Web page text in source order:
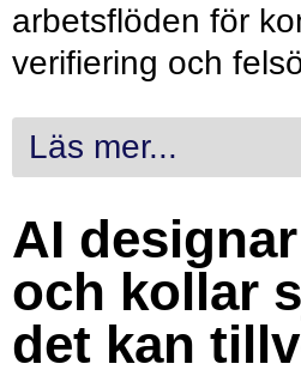
arbetsflöden för
verifiering och
Läs mer...
AI
och kollar
det kan